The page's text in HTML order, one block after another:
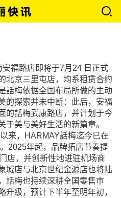
福路店即将于7月24 日正式
北京三里屯店，均系租赁合约
話梅依据全国布局所做的主动
的探索并未中断：此后，安福
的話梅武康路店，并计划于今
于美与美好生活的新篇章。
来，HARMAY話梅迄今已在
2025年起，品牌拓店节奏提
店，并创新性地进驻机场商
城店与北京世纪金源店也将陆
話梅也持续深耕全国零售巿
升级，预计下半年至明年初，